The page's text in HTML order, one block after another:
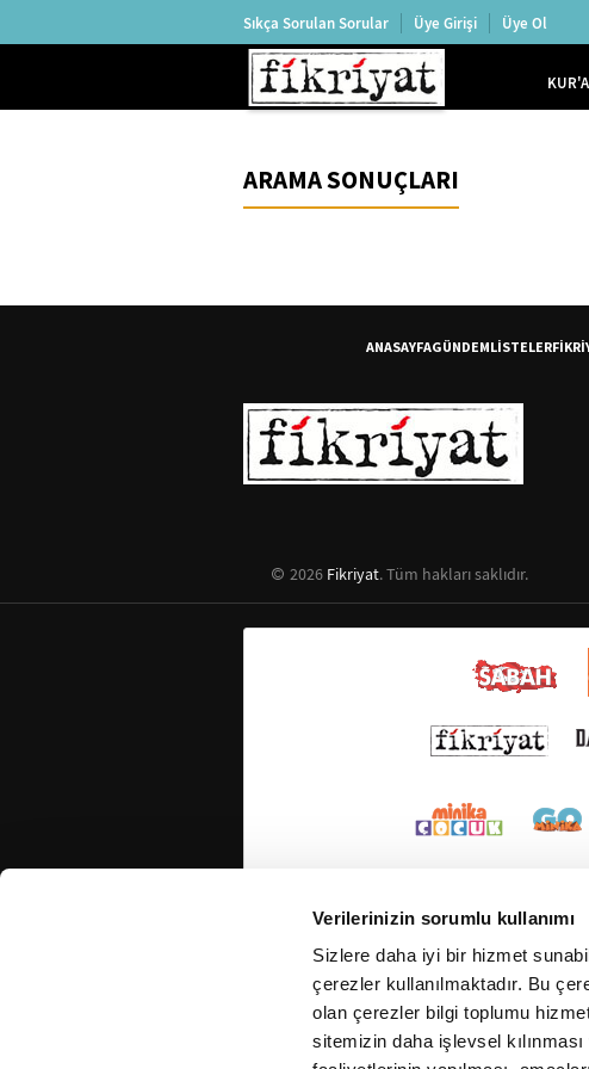
Verilerinizin sorumlu kullanımı
Sizlere daha iyi bir hizmet
çerezler kullanılmaktadır. Bu
olan çerezler bilgi toplumu
sitemizin daha işlevsel
Sıkça Sorulan Sorular Üye Girişi Üye Ol
ARAMA SONUÇLARI
ANASAYFAGÜNDEMLİSTELER
2026 Fikriyat. Tüm hakları saklıdır.